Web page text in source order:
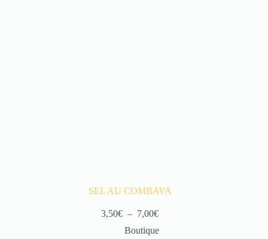
SEL AU COMBAVA
3,50€ – 7,00€
Boutique